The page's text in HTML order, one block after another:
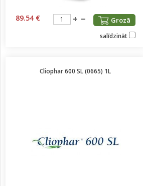
89.54 € Grozā
salīdzināt
Cliophar 600 SL (0665) 1L